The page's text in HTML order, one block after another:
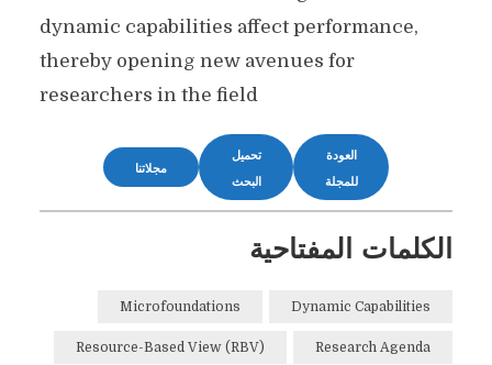
dynamic capabilities affect performance,
thereby opening new avenues for
researchers in the field
العودة
للمجلة
تحميل
البحث
مجلاتنا
الكلمات المفتاحية
Dynamic Capabilities
Microfoundations
Research Agenda
Resource-Based View (RBV)